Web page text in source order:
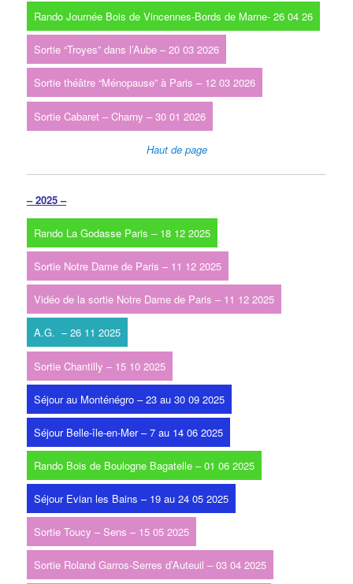
Rando Journée Bois de Vincennes-Bords de Marne- 26 04 26
Sortie “Troyes” dans l’Aube – 20 03 2026
Sortie théâtre “Ménopause” à Paris – 12 03 2026
Sortie Cabaret – Charny – 30 01 2026
Haut de page
– 2025 –
Rando La Godasse Paris – 18 12 2025
Sortie Notre Dame de Paris – 11 12 2025
Vidéo de la sortie Notre Dame de Paris – 11 12 2025
A.G. – 26 11 2025
Sortie Chantilly – 15 10 2025
Séjour au Monténégro – 23 au 30 09 2025
Séjour Belle-île-en-Mer – 7 au 14 06 2025
Rando Bois de Boulogne Bagatelle – 01 06 2025
Séjour Evian les Bains – 19 au 24 05 2025
Sortie Toucy – Sens – 15 05 2025
Sortie Roland Garros-Serres d’Auteuil – 03 04 2025